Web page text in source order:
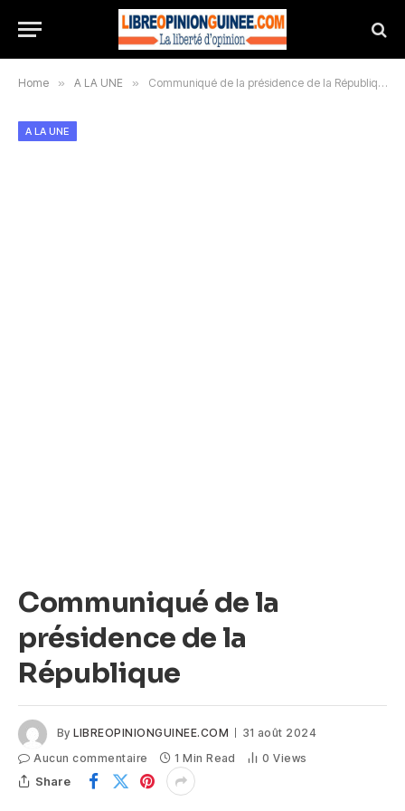
Home » A LA UNE » Communiqué de la présidence de la République
A LA UNE
Communiqué de la
présidence de la
République
By LIBREOPINIONGUINEE.COM
31 août 2024
Aucun commentaire
1 Min Read 0Views
Share